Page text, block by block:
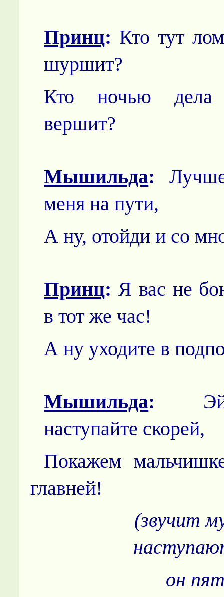
Принц: Кто тут
шуршит?
Кто ночью
вершит?
Мышильда:
меня на пути,
А ну, отойди и со
Принц: Я вас не
в тот же час!
А ну уходите в
Мышильда:
наступайте скорей,
Покажем
главней!
(звучит
он